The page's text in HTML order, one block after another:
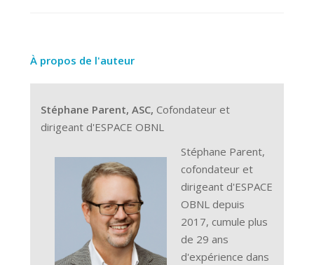
À propos de l'auteur
Stéphane Parent, ASC,Cofondateur et
dirigeant d'ESPACE OBNL
Stéphane Parent,
cofondateur et
dirigeant d'ESPACE
OBNL depuis
2017, cumule plus
de 29 ans
d'expérience dans